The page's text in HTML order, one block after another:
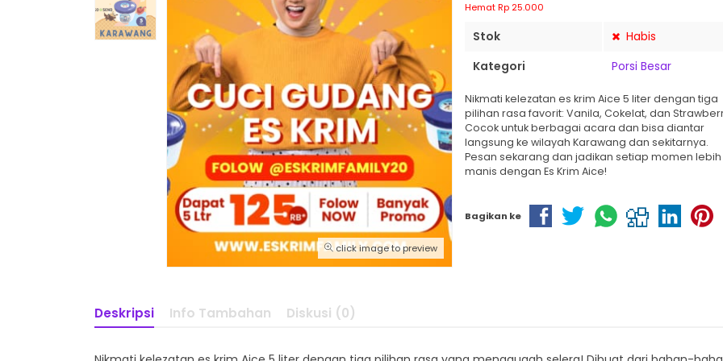
click image to preview
Hemat Rp 25.000
Stok
Habis
Kategori
Porsi Besar
Nikmati kelezatan es krim Aice 5 liter dengan tiga
pilihan rasa favorit: Vanila, Cokelat, dan
Cocok untuk berbagai acara dan bisa diantar
langsung ke wilayah Karawang dan sekitarnya.
Pesan sekarang dan jadikan setiap momen lebih
manis dengan Es Krim Aice!
Bagikan ke
Deskripsi Info Tambahan Diskusi (0)